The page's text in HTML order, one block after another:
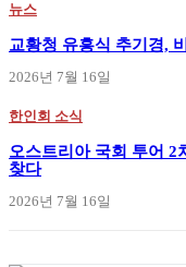
뉴스
교황청 유흥식 추기경,
2026년 7월 16일
한인회 소식
오스트리아 국회 투어 2
찾다
2026년 7월 16일